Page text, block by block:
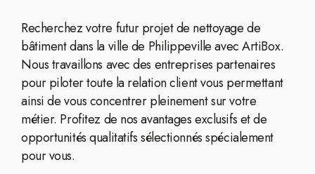
Recherchez votre futur projet de nettoyage de
bâtiment dans la ville de Philippeville avec ArtiBox.
Nous travaillons avec des entreprises partenaires
pour piloter toute la relation client vous permettant
ainsi de vous concentrer pleinement sur votre
métier. Profitez de nos avantages exclusifs et de
opportunités qualitatifs sélectionnés spécialement
pour vous.